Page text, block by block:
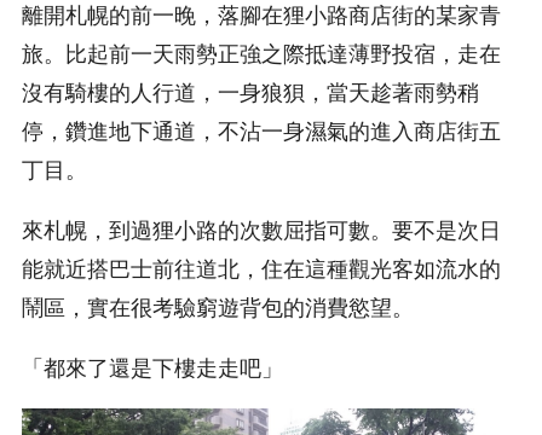
離開札幌的前一晚，落腳在狸小路商店街的某家青
旅。比起前一天雨勢正強之際抵達薄野投宿，走在
沒有騎樓的人行道，一身狼狽，當天趁著雨勢稍
停，鑽進地下通道，不沾一身濕氣的進入商店街五
丁目。
來札幌，到過狸小路的次數屈指可數。要不是次日
能就近搭巴士前往道北，住在這種觀光客如流水的
鬧區，實在很考驗窮遊背包的消費慾望。
「都來了還是下樓走走吧」